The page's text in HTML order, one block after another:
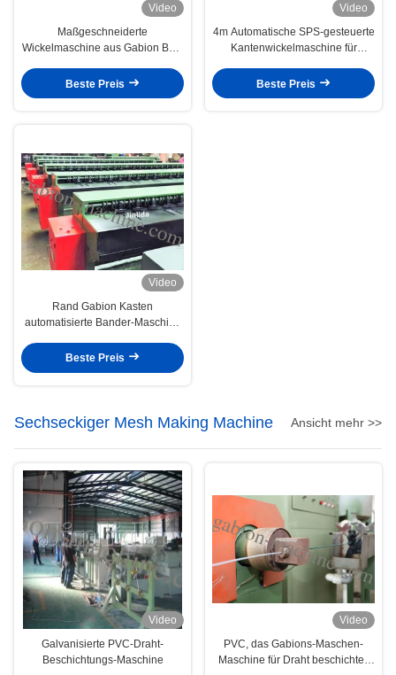
Video
Maßgeschneiderte
Wickelmaschine aus Gabion Box,
Beste Preis
Video
4m Automatische SPS-gesteuerte
Kantenwickelmaschine für
Beste Preis
Video
Rand Gabion Kasten
automatisierte Bander-Maschine
Beste Preis
Sechseckiger Mesh Making Machine Ansicht mehr >>
Video
Galvanisierte PVC-Draht-
Beschichtungs-Maschine
Video
PVC, das Gabions-Maschen-
Maschine für Draht beschichtet,